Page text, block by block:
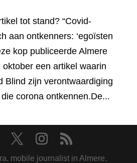
tot stand? “Covid-
aan ontkenners: ‘egoïsten
kop publiceerde Almere
een artikel waarin
Blind zijn verontwaardiging
corona ontkennen.De...
mobile journalist in Almere.